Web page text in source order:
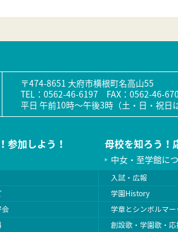
〒474-8651 大府市横根町名高山55
TEL：0562-46-6197 FAX：0562-46-
平日 午前10時〜午後3時（土・日・祝日
参加しよう！
会
母校を知ろう！
中女・至学館に
入試・広報
学園History
学章とシンボルマー
創設歌・学園歌・